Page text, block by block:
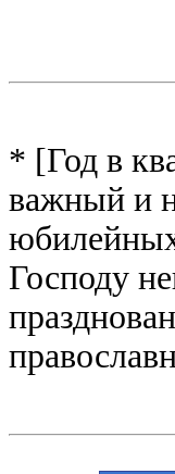
* [Год в
важный и
Господу